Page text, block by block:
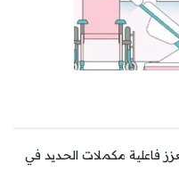
فاعلية مكملات الحديد في